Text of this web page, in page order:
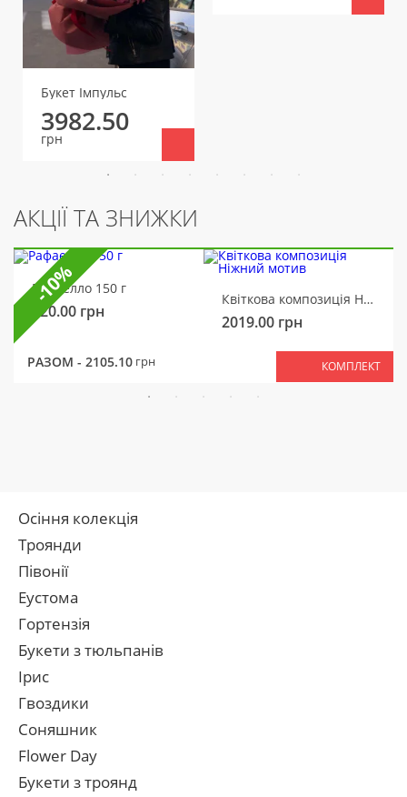
Букет Імпульс
3982.50
грн
АКЦІЇ ТА ЗНИЖКИ
Рафаелло 150 г
320.00 грн
Квіткова композиція Ніжний мотив
2019.00 грн
РАЗОМ - 2105.10 грн КОМПЛЕКТ
-10%
Осіння колекція
Троянди
Півонії
Еустома
Гортензія
Букети з тюльпанів
Ірис
Гвоздики
Соняшник
Flower Day
Букети з троянд